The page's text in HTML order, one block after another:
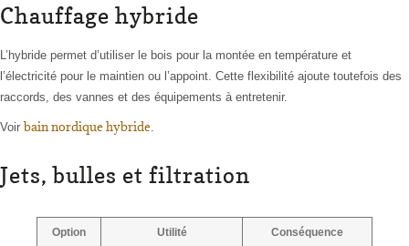
Chauffage hybride
L’hybride permet d’utiliser le bois pour la montée en température et
l’électricité pour le maintien ou l’appoint. Cette flexibilité ajoute toutefois des
raccords, des vannes et des équipements à entretenir.
Voir bain nordique hybride.
Jets, bulles et filtration
Option Utilité Conséquence